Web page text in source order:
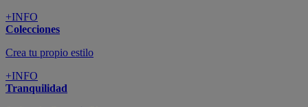
+INFO
Colecciones
Crea tu propio estilo
+INFO
Tranquilidad